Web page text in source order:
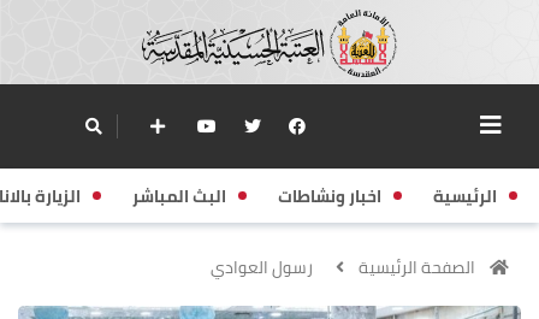
الرئيسية اخبار ونشاطات البث المباشر الزيارة
الصفحة الرئيسية رسول العوادي